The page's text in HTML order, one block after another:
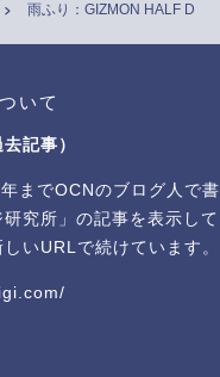
雨ふり：GIZMON HALF D
いて
記事）
までOCNのブログ人で書
究所」の記事を表示して
いURLで続けています。